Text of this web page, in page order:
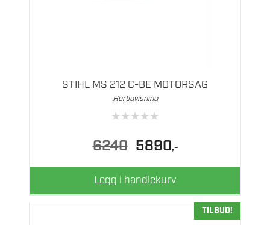
STIHL MS 212 C-BE MOTORSAG
Hurtigvisning
★★★★★
6240
Opprinnelig
pris
var:
6240.
5890Nåværende
pris
er:
5890.
,-
Legg i handlekurv
TILBUD!